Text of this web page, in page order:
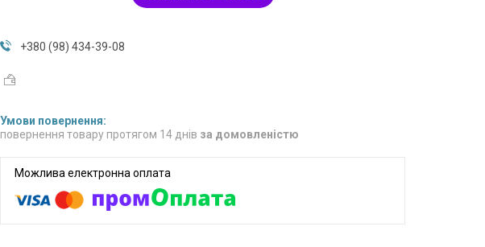
+380 (98) 434-39-08
повернення товару протягом 14 днів за домовленістю